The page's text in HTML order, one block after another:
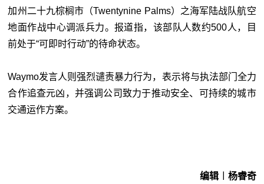
加州二十九棕榈市（Twentynine Palms）之海军陆战队航空
地面作战中心调派兵力。报道指，该部队人数约500人，目
前处于“可即时行动”的待命状态。
Waymo发言人则强烈谴责暴力行为，表示将与执法部门全力
合作追查元凶，并强调公司致力于推动安全、可持续的城市
交通运作方案。
编辑︱杨睿奇